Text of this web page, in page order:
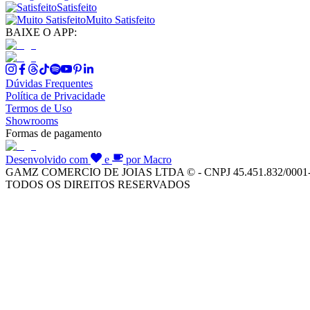
Satisfeito
Muito Satisfeito
BAIXE O APP:
Dúvidas Frequentes
Política de Privacidade
Termos de Uso
Showrooms
Formas de pagamento
Desenvolvido com e
por Macro
GAMZ COMERCIO DE JOIAS LTDA © - CNPJ 45.451.832/
TODOS OS DIREITOS RESERVADOS